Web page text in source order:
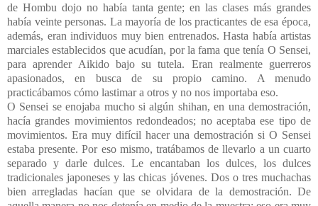
de Hombu dojo no había tanta gente; en las clases más grandes
había veinte personas. La mayoría de los practicantes de esa época,
además, eran individuos muy bien entrenados. Hasta había artistas
marciales establecidos que acudían, por la fama que tenía O Sensei,
para aprender Aikido bajo su tutela. Eran realmente guerreros
apasionados, en busca de su propio camino. A menudo
practicábamos cómo lastimar a otros y no nos importaba eso.
O Sensei se enojaba mucho si algún shihan, en una demostración,
hacía grandes movimientos redondeados; no aceptaba ese tipo de
movimientos. Era muy difícil hacer una demostración si O Sensei
estaba presente. Por eso mismo, tratábamos de llevarlo a un cuarto
separado y darle dulces. Le encantaban los dulces, los dulces
tradicionales japoneses y las chicas jóvenes. Dos o tres muchachas
bien arregladas hacían que se olvidara de la demostración. De